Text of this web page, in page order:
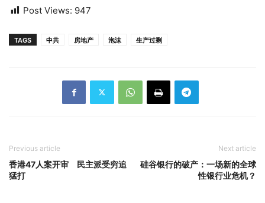
Post Views: 947
TAGS 中共 房地产 泡沫 生产过剩
Previous article
香港47人案开审 民主派受穷追
猛打
Next article
硅谷银行的破产：一场新的全球
性银行业危机？